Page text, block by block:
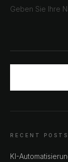
RECENT POSTS
KI-